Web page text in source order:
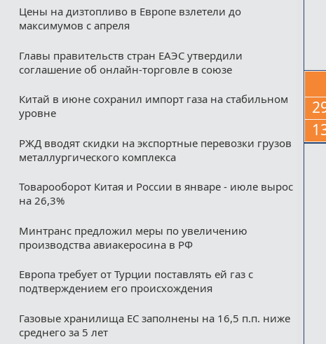
Цены на дизтопливо в Европе взлетели до
максимумов с апреля
Главы правительств стран ЕАЭС утвердили
соглашение об онлайн-торговле в союзе
Китай в июне сохранил импорт газа на стабильном
уровне
РЖД вводят скидки на экспортные перевозки грузов
металлургического комплекса
Товарооборот Китая и России в январе - июле вырос
на 26,3%
Минтранс предложил меры по увеличению
производства авиакеросина в РФ
Европа требует от Турции поставлять ей газ с
подтверждением его происхождения
Газовые хранилища ЕС заполнены на 16,5 п.п. ниже
среднего за 5 лет